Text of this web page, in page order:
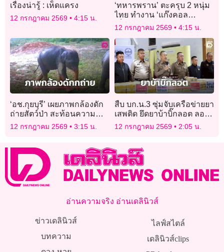
เรื่องน่ารู้ : เห็ดแครง
12 กรกฎาคม 2569 4:15 น.
‘ทหารพราน’ ตะครุบ 2 หนุ่ม
ไทย ทำงาน ‘แก๊งคอล
เซ็นเตอร์’ หลอกให้รัก พบ
หมายจับติดตัวเพียบ
12 กรกฎาคม 2569 4:15 น.
‘อช.กุยบุรี’ เผยภาพกล้องดัก
ถ่ายสัตว์ป่า สะท้อนความ
สมบูรณ์ระบบนิเวศ ผืนป่า
มรดกโลก
12 กรกฎาคม 2569 3:15 น.
สืบ บก.น.3 ซุ่มจับเครือข่ายยา
เสพติด ยึดยาบ้าบิ๊กลอต ลอบ
ขนเข้ากรุง
12 กรกฎาคม 2569 2:05 น.
อ่านความจริง อ่านเดลินิวส์
ข่าวเดลินิวส์
บทความ
ไลฟ์สไตล์
เดลินิวส์clips